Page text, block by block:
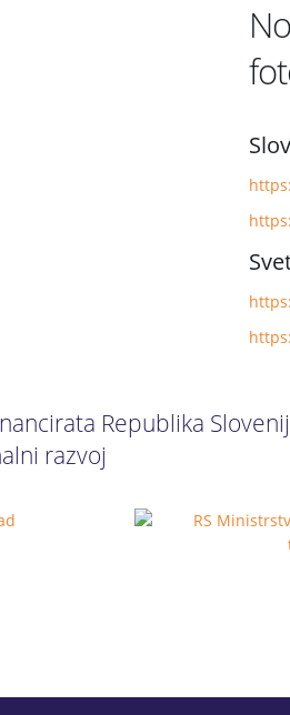
Republika
razvoj